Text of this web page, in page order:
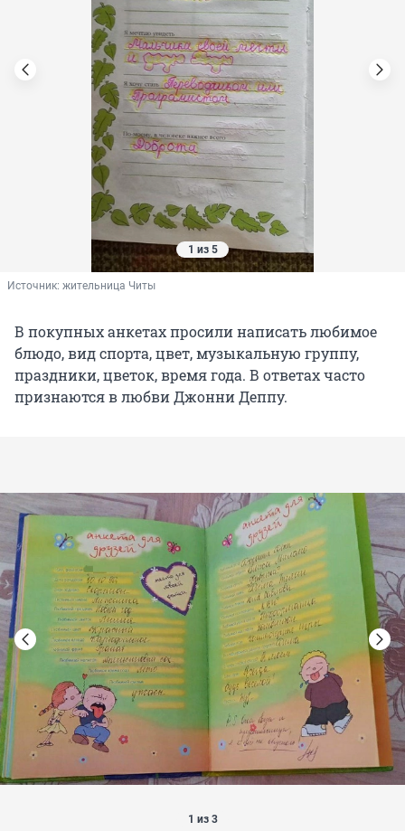
1 из 5
Источник: жительница Читы
В покупных анкетах просили написать любимое
блюдо, вид спорта, цвет, музыкальную группу,
праздники, цветок, время года. В ответах часто
признаются в любви Джонни Деппу.
1 из 3